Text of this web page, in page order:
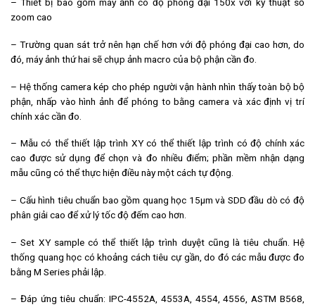
– Thiết bị bao gồm máy ảnh có độ phóng đại 150x với kỹ thuật số
zoom cao
– Trường quan sát trở nên hạn chế hơn với độ phóng đại cao hơn, do
đó, máy ảnh thứ hai sẽ chụp ảnh macro của bộ phận cần đo.
– Hệ thống camera kép cho phép người vận hành nhìn thấy toàn bộ bộ
phận, nhấp vào hình ảnh để phóng to bằng camera và xác định vị trí
chính xác cần đo.
– Mẫu có thể thiết lập trình XY có thể thiết lập trình có độ chính xác
cao được sử dụng để chọn và đo nhiều điểm; phần mềm nhận dạng
mẫu cũng có thể thực hiện điều này một cách tự động.
– Cấu hình tiêu chuẩn bao gồm quang học 15μm và SDD đầu dò có độ
phân giải cao để xử lý tốc độ đếm cao hơn.
– Set XY sample có thể thiết lập trình duyệt cũng là tiêu chuẩn. Hệ
thống quang học có khoảng cách tiêu cự gần, do đó các mẫu được đo
bằng M Series phải lập.
– Đáp ứng tiêu chuẩn: IPC-4552A, 4553A, 4554, 4556, ASTM B568,